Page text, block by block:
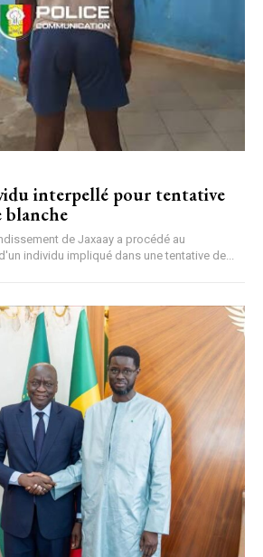
interpellé pour tentative
blanche
de Jaxaay a procédé au
individu impliqué dans une tentative de...